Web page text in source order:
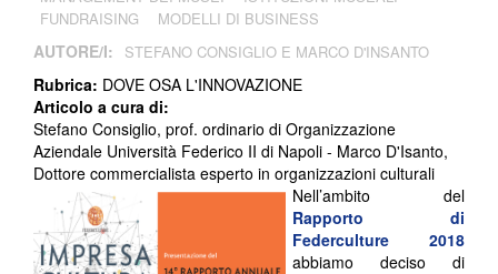
FUNDRAISING
MODELLI DI BUSINESS
AUTORE/I: STEFANO CONSIGLIO E MARCO D'INSANTO
Rubrica: DOVE OSA L'INNOVAZIONE
Articolo a cura di:
Stefano Consiglio, prof. ordinario di Organizzazione
Aziendale Università Federico II di Napoli - Marco D'Isanto,
Dottore commercialista esperto in organizzazioni culturali
Nell’ambito del
Rapporto di
Federculture 2018
abbiamo deciso di